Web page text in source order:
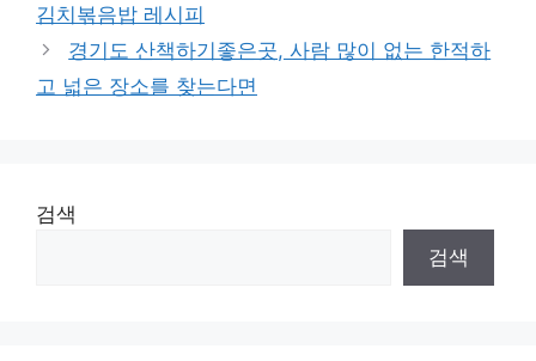
김치볶음밥 레시피
경기도 산책하기좋은곳, 사람 많이 없는 한적하
고 넓은 장소를 찾는다면
검색
검색